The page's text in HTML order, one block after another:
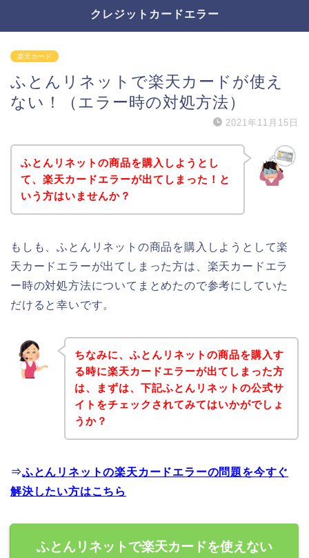
クレジットカードエラー
楽天カード
ふとんリネットで楽天カードが使え
ない！（エラー時の対処方法）
2021年11月15日
ふとんリネットの商品を購入しようとし
て、楽天カードエラーが出てしまった！と
いう方はいませんか？
もしも、ふとんリネットの商品を購入しようとして楽
天カードエラーが出てしまった方は、楽天カードエラ
ー時の対処方法についてまとめたので参考にしていた
だけると幸いです。
ちなみに、ふとんリネットの商品を購入す
る時に楽天カードエラーが出てしまった方
は、まずは、下記ふとんリネットの公式サ
イトをチェックされてみてはいかがでしょ
うか？
⇒ふとんリネットの楽天カードエラーの問題を今すぐ
解決したい方はこちら
ふとんリネットで楽天カードを使えない